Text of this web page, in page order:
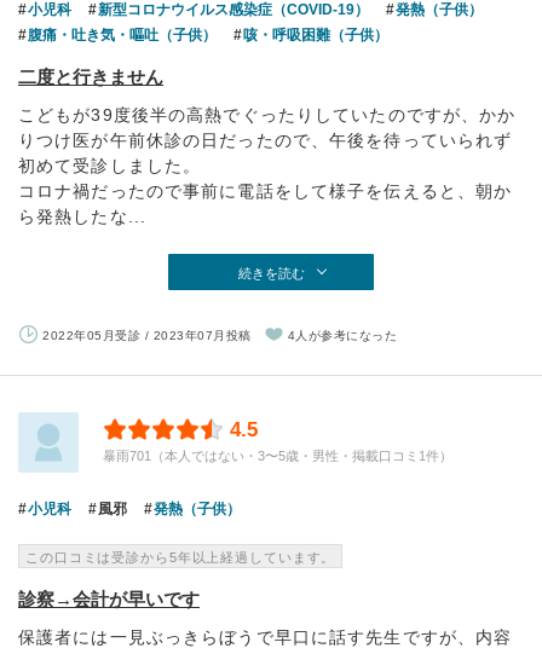
小児科 新型コロナウイルス感染症（COVID-19）
発熱（子供）
腹痛・吐き気・嘔吐（子供）
咳・呼吸困難（子供）
二度と行きません
こどもが39度後半の高熱でぐったりしていたのですが、かか
りつけ医が午前休診の日だったので、午後を待っていられず
初めて受診しました。
コロナ禍だったので事前に電話をして様子を伝えると、朝か
ら発熱したな...
続きを読む
2022年05月受診 / 2023年07月投稿 4人が参考になった
4.5
暴雨701（本人ではない・3〜5歳・男性・掲載口コミ1件）
小児科 風邪 発熱（子供）
この口コミは受診から5年以上経過しています。
診察→会計が早いです
保護者には一見ぶっきらぼうで早口に話す先生ですが、内容